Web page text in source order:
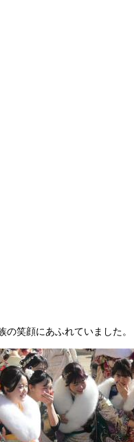
笑顔にあふれていました。